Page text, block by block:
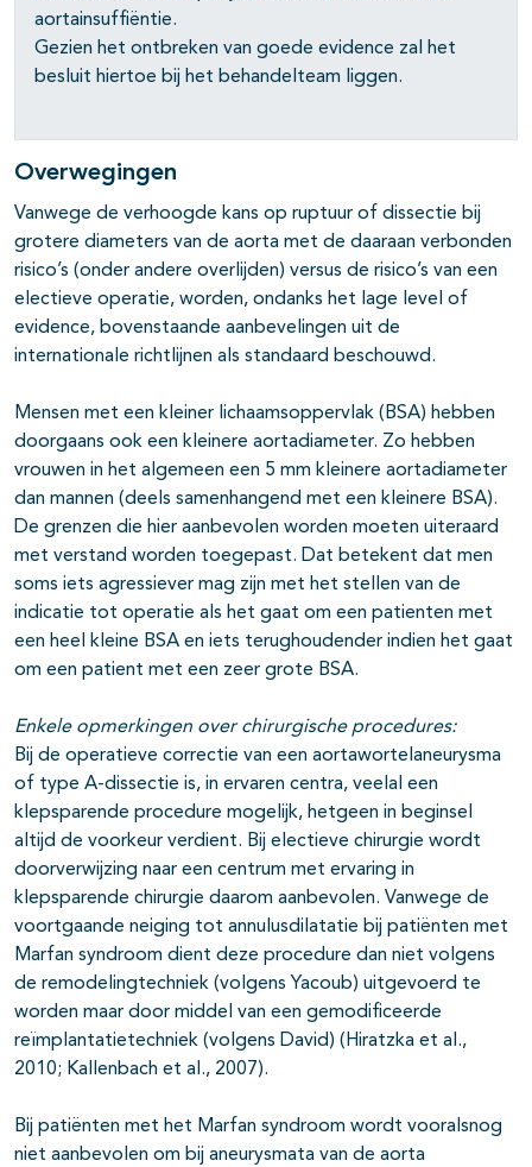
aortainsuffiëntie.
Gezien het ontbreken van goede evidence zal het
besluit hiertoe bij het behandelteam liggen.
Overwegingen
Vanwege de verhoogde kans op ruptuur of dissectie bij
grotere diameters van de aorta met de daaraan verbonden
risico’s (onder andere overlijden) versus de risico’s van een
electieve operatie, worden, ondanks het lage level of
evidence, bovenstaande aanbevelingen uit de
internationale richtlijnen als standaard beschouwd.
Mensen met een kleiner lichaamsoppervlak (BSA) hebben
doorgaans ook een kleinere aortadiameter. Zo hebben
vrouwen in het algemeen een 5 mm kleinere aortadiameter
dan mannen (deels samenhangend met een kleinere BSA).
De grenzen die hier aanbevolen worden moeten uiteraard
met verstand worden toegepast. Dat betekent dat men
soms iets agressiever mag zijn met het stellen van de
indicatie tot operatie als het gaat om een patienten met
een heel kleine BSA en iets terughoudender indien het gaat
om een patient met een zeer grote BSA.
Enkele opmerkingen over chirurgische procedures:
Bij de operatieve correctie van een aortawortelaneurysma
of type A-dissectie is, in ervaren centra, veelal een
klepsparende procedure mogelijk, hetgeen in beginsel
altijd de voorkeur verdient. Bij electieve chirurgie wordt
doorverwijzing naar een centrum met ervaring in
klepsparende chirurgie daarom aanbevolen. Vanwege de
voortgaande neiging tot annulusdilatatie bij patiënten met
Marfan syndroom dient deze procedure dan niet volgens
de remodelingtechniek (volgens Yacoub) uitgevoerd te
worden maar door middel van een gemodificeerde
reïmplantatietechniek (volgens David) (Hiratzka et al.,
2010; Kallenbach et al., 2007).
Bij patiënten met het Marfan syndroom wordt vooralsnog
niet aanbevolen om bij aneurysmata van de aorta